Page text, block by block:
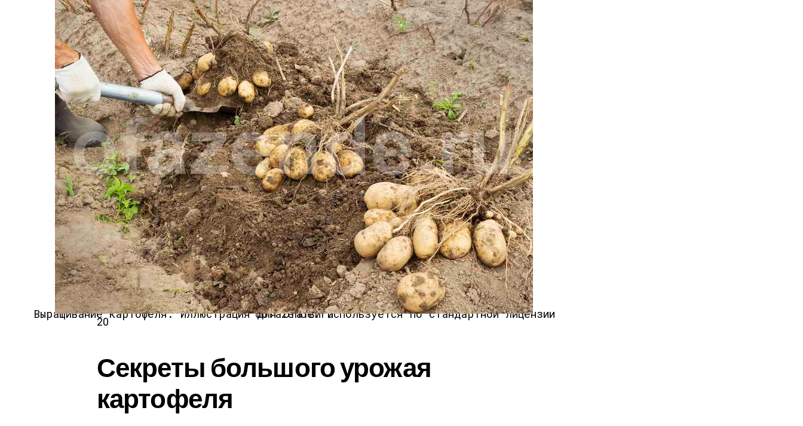
Выращивание картофеля. Иллюстрация для статьи используется по стандартной лицензии ©ofazende.ru
20
Секреты большого урожая
картофеля